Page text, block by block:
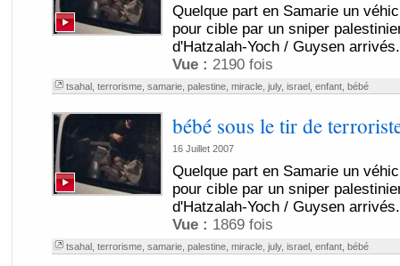
Quelque part en Samarie un
pour cible par un sniper
d'Hatzalah-Yoch / Guysen
Vue : 2190 fois
tsahal, terrorisme, samarie, palestine, miracle, july, israel, enfant, bébé
bébé sous le tir de
16 Juillet 2007
Quelque part en Samarie un
pour cible par un sniper
d'Hatzalah-Yoch / Guysen
Vue : 1869 fois
tsahal, terrorisme, samarie, palestine, miracle, july, israel, enfant, bébé